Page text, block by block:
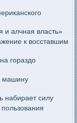
и алчная власть»
к восставшим
гораздо
машину
набирает силу